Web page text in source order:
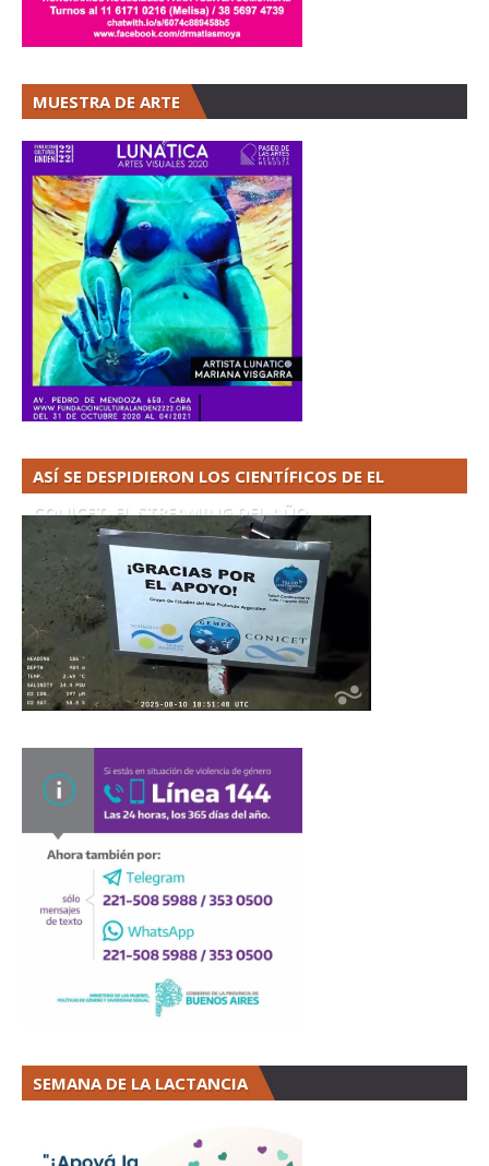
MUESTRA DE ARTE
ASÍ SE DESPIDIERON LOS CIENTÍFICOS DE EL
CONICET. EL STREAMING DEL AÑO
SEMANA DE LA LACTANCIA